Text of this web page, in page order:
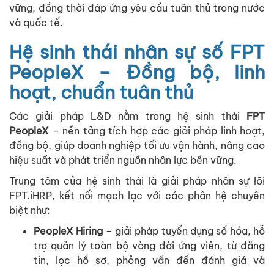
vững, đồng thời đáp ứng yêu cầu tuân thủ trong nước
và quốc tế.
Hệ sinh thái nhân sự số FPT
PeopleX – Đồng bộ, linh
hoạt, chuẩn tuân thủ
Các giải pháp L&D nằm trong hệ sinh thái FPT
PeopleX – nền tảng tích hợp các giải pháp linh hoạt,
đồng bộ, giúp doanh nghiệp tối ưu vận hành, nâng cao
hiệu suất và phát triển nguồn nhân lực bền vững.
Trung tâm của hệ sinh thái là giải pháp nhân sự lõi
FPT.iHRP, kết nối mạch lạc với các phân hệ chuyên
biệt như:
PeopleX Hiring – giải pháp tuyển dụng số hóa, hỗ
trợ quản lý toàn bộ vòng đời ứng viên, từ đăng
tin, lọc hồ sơ, phỏng vấn đến đánh giá và